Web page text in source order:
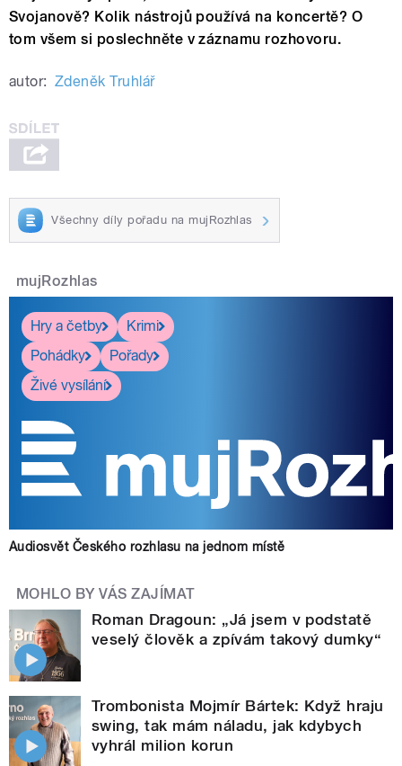
Svojanově? Kolik nástrojů používá na koncertě? O
tom všem si poslechněte v záznamu rozhovoru.
autor: Zdeněk Truhlář
Všechny díly pořadu na mujRozhlas
mujRozhlas
Hry a četby
Krimi
Pohádky
Pořady
Živé vysílání
Audiosvět Českého rozhlasu na jednom místě
MOHLO BY VÁS ZAJÍMAT
Roman Dragoun: „Já jsem v podstatě
veselý člověk a zpívám takový dumky“
Trombonista Mojmír Bártek: Když hraju
swing, tak mám náladu, jak kdybych
vyhrál milion korun